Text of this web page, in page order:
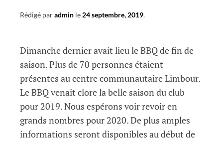
Rédigé paradmin le24 septembre, 2019.
Dimanche dernier avait lieu le BBQ de fin de
saison. Plus de 70 personnes étaient
présentes au centre communautaire Limbour.
Le BBQ venait clore la belle saison du club
pour 2019. Nous espérons voir revoir en
grands nombres pour 2020. De plus amples
informations seront disponibles au début de